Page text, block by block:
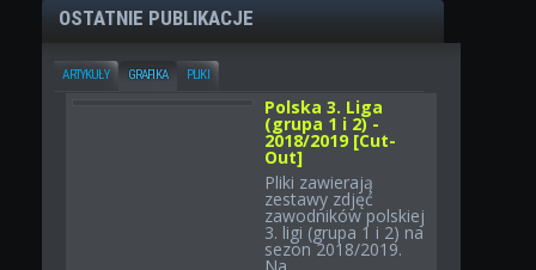
OSTATNIE PUBLIKACJE
ARTYKUŁY GRAFIKA PLIKI
Polska 3. Liga
(grupa 1 i 2) -
2018/2019 [Cut-
Out]
Pliki zawierają
zestawy zdjęć
zawodników polskiej
3. ligi (grupa 1 i 2) na
sezon 2018/2019.